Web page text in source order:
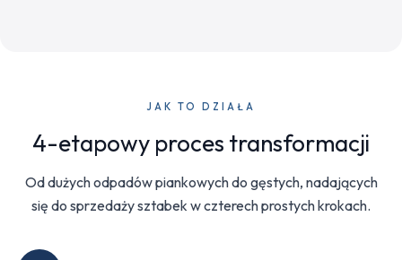
JAK TO DZIAŁA
4-etapowy proces transformacji
Od dużych odpadów piankowych do gęstych, nadających
się do sprzedaży sztabek w czterech prostych krokach.